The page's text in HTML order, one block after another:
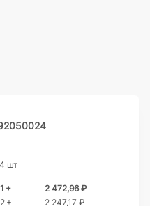
4 шт
1 +
2 472,96 ₽
2 +
2 247,17 ₽